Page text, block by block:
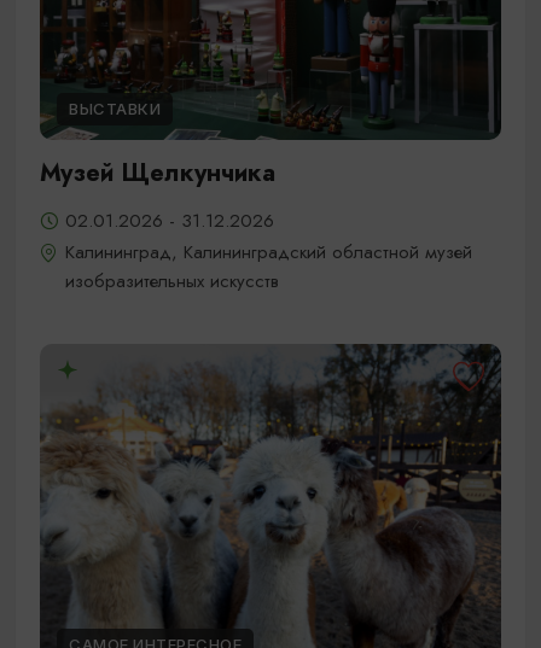
ВЫСТАВКИ
Музей Щелкунчика
02.01.2026 - 31.12.2026
Калининград, Калининградский областной музей
изобразительных искусств